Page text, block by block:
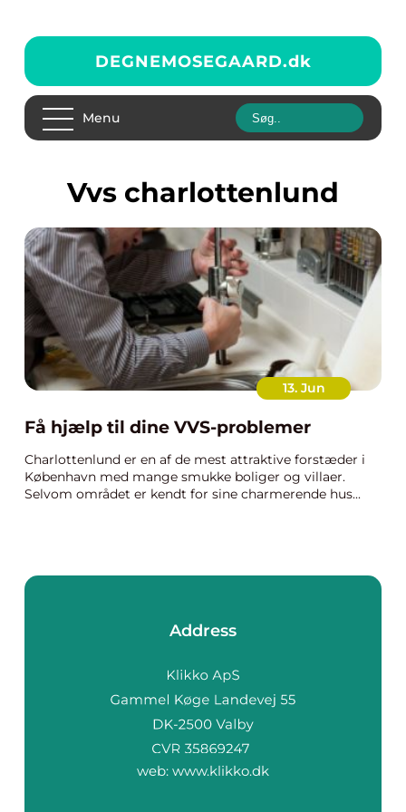
DEGNEMOSEGAARD.dk
Menu
vvs charlottenlund
13. Jun
Få hjælp til dine VVS-problemer
Charlottenlund er en af de mest attraktive forstæder i
København med mange smukke boliger og villaer.
Selvom området er kendt for sine charmerende hus...
Address
web: www.klikko.dk